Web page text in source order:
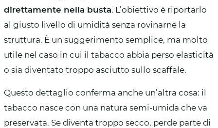
direttamente nella busta. L’obiettivo è riportarlo
al giusto livello di umidità senza rovinarne la
struttura. È un suggerimento semplice, ma molto
utile nel caso in cui il tabacco abbia perso elasticità
o sia diventato troppo asciutto sullo scaffale.
Questo dettaglio conferma anche un’altra cosa: il
tabacco nasce con una natura semi-umida che va
preservata. Se diventa troppo secco, perde parte di